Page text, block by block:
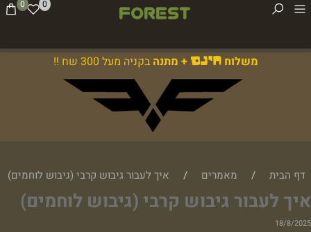
משלוחחינם + מתנהבקניה מעל 300 שח !!
0 0
דף הבית / מאמרים / איך לעבור גיבוש קרבי (גיבוש לוחמים)
איך לעבור גיבוש קרבי (גיבוש לוחמים)
18/8/2025